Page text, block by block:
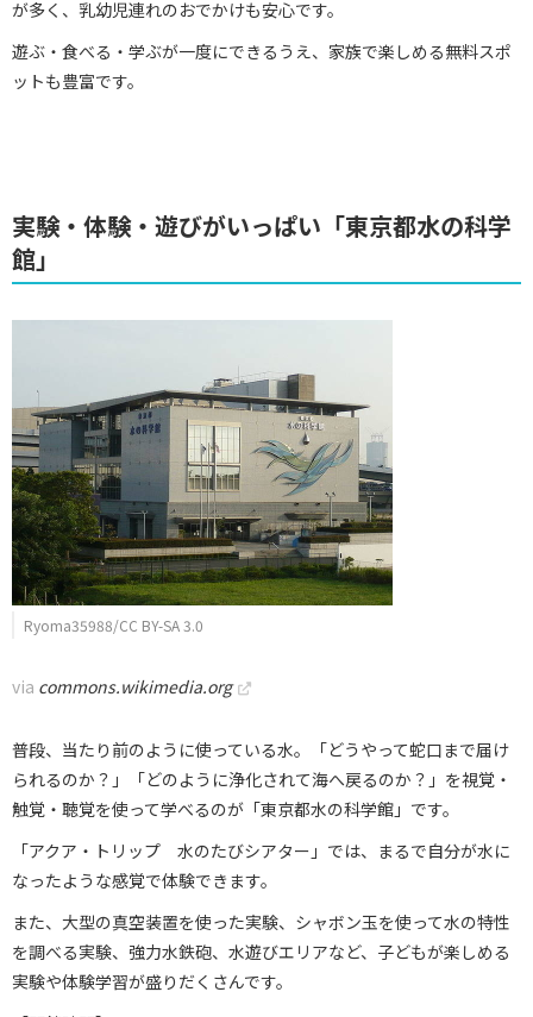
が多く、乳幼児連れのおでかけも安心です。
遊ぶ・食べる・学ぶが一度にできるうえ、家族で楽しめる無料スポ
ットも豊富です。
実験・体験・遊びがいっぱい「東京都水の科学
館」
Ryoma35988/CC BY-SA 3.0
via commons.wikimedia.org
普段、当たり前のように使っている水。「どうやって蛇口まで届け
られるのか？」「どのように浄化されて海へ戻るのか？」を視覚・
触覚・聴覚を使って学べるのが「東京都水の科学館」です。
「アクア・トリップ 水のたびシアター」では、まるで自分が水に
なったような感覚で体験できます。
また、大型の真空装置を使った実験、シャボン玉を使って水の特性
を調べる実験、強力水鉄砲、水遊びエリアなど、子どもが楽しめる
実験や体験学習が盛りだくさんです。